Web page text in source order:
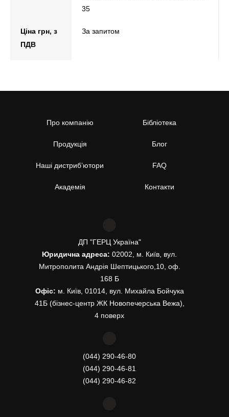
35
Ціна грн, з
ПДВ
За запитом
Про компанію
Продукція
Наші дистриб’ютори
Академія
Бібліотека
Блог
FAQ
Контакти
ДП "ГЕРЦ Україна"
Юридична адреса: 02002, м. Київ, вул.
Митрополита Андрія Шептицького,10, оф.
168 Б
Офіс: м. Київ, 01014, вул. Михайла Бойчука
41Б (бізнес-центр ЖК Новопечерська Вежа),
4 поверх
(044) 290-46-80
(044) 290-46-81
(044) 290-46-82